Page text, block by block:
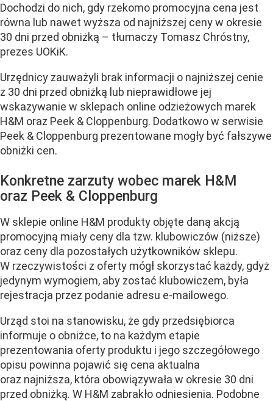
Dochodzi do nich, gdy rzekomo promocyjna cena jest
równa lub nawet wyższa od najniższej ceny w okresie
30 dni przed obniżką – tłumaczy Tomasz Chróstny,
prezes UOKiK.
Urzędnicy zauważyli brak informacji o najniższej cenie
z 30 dni przed obniżką lub nieprawidłowe jej
wskazywanie w sklepach online odzieżowych marek
H&M oraz Peek & Cloppenburg. Dodatkowo w serwisie
Peek & Cloppenburg prezentowane mogły być fałszywe
obniżki cen.
Konkretne zarzuty wobec marek H&M
oraz Peek & Cloppenburg
W sklepie online H&M produkty objęte daną akcją
promocyjną miały ceny dla tzw. klubowiczów (niższe)
oraz ceny dla pozostałych użytkowników sklepu.
W rzeczywistości z oferty mógł skorzystać każdy, gdyż
jedynym wymogiem, aby zostać klubowiczem, była
rejestracja przez podanie adresu e-mailowego.
Urząd stoi na stanowisku, że gdy przedsiębiorca
informuje o obniżce, to na każdym etapie
prezentowania oferty produktu i jego szczegółowego
opisu powinna pojawić się cena aktualna
oraz najniższa, która obowiązywała w okresie 30 dni
przed obniżką. W H&M zabrakło odniesienia. Podobne